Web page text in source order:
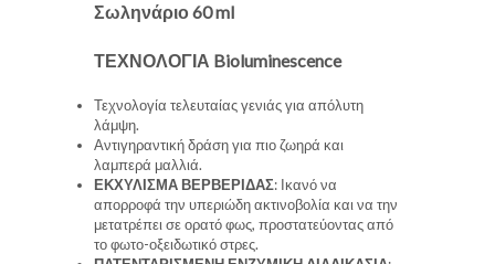
Σωληνάριο 60 ml
ΤΕΧΝΟΛΟΓΙΑ Bioluminescence
Τεχνολογία τελευταίας γενιάς για απόλυτη
λάμψη.
Αντιγηραντική δράση για πιο ζωηρά και
λαμπερά μαλλιά.
ΕΚΧΥΛΙΣΜΑ ΒΕΡΒΕΡΙΔΑΣ: Ικανό να
απορροφά την υπεριώδη ακτινοβολία και να την
μετατρέπει σε ορατό φως, προστατεύοντας από
το φωτο-οξειδωτικό στρες.